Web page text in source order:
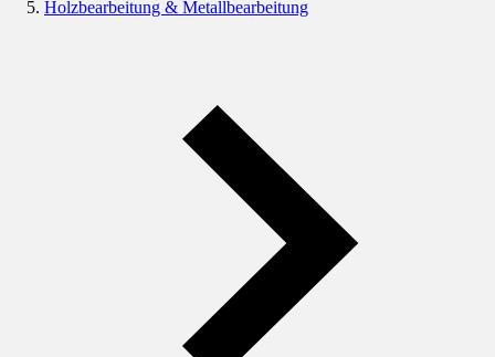
Holzbearbeitung & Metallbearbeitung